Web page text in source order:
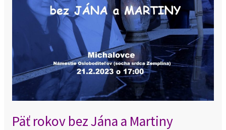
Päť rokov bez Jána a Martiny
Martiny